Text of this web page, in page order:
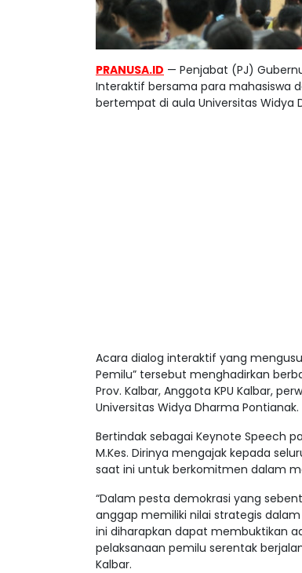
PRANUSA.ID — Penjabat (PJ)
Interaktif bersama para mahasiswa
bertempat di aula Universitas Widya
Acara dialog interaktif yang
Pemilu” tersebut menghadirkan
Prov. Kalbar, Anggota KPU Kalbar,
Universitas Widya Dharma Pontianak.
Bertindak sebagai Keynote Speech
M.Kes. Dirinya mengajak kepada
saat ini untuk berkomitmen dalam
“Dalam pesta demokrasi yang
anggap memiliki nilai strategis
ini diharapkan dapat membuktikan
pelaksanaan pemilu serentak
Kalbar.